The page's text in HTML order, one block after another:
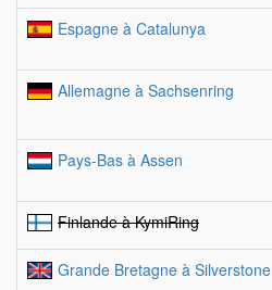
Espagne à Catalunya
Allemagne à Sachsenring
Pays-Bas à Assen
Finlande à KymiRing
Grande Bretagne à Silverstone